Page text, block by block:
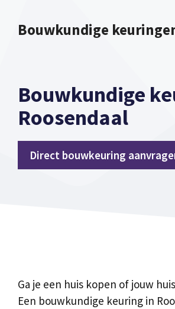
naarBouwkundige
Bouwkundige
Roosendaal
Direct bouwkeuring
Ga je een huis kopen of jouw
Een bouwkundige keuring in